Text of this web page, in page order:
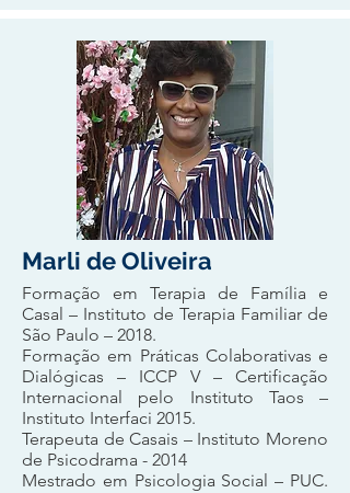
Marli de Oliveira
Formação em Terapia de Família e
Casal – Instituto de Terapia Familiar de
São Paulo – 2018.
Formação em Práticas Colaborativas e
Dialógicas – ICCP V – Certificação
Internacional pelo Instituto Taos –
Instituto Interfaci 2015.
Terapeuta de Casais – Instituto Moreno
de Psicodrama - 2014
Mestrado em Psicologia Social – PUC.